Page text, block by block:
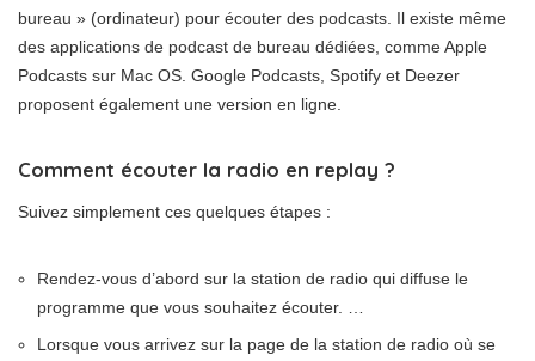
bureau » (ordinateur) pour écouter des podcasts. Il existe même
des applications de podcast de bureau dédiées, comme Apple
Podcasts sur Mac OS. Google Podcasts, Spotify et Deezer
proposent également une version en ligne.
Comment écouter la radio en replay ?
Suivez simplement ces quelques étapes :
Rendez-vous d’abord sur la station de radio qui diffuse le
programme que vous souhaitez écouter. …
Lorsque vous arrivez sur la page de la station de radio où se